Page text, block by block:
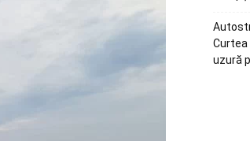
uzură